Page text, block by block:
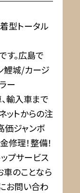
型トータル
。広島で
鯉城/カージ
ー
輸入車まで
ットからの注
価ジャンボ
修理！整備！
プサービス
車のことなら
お問い合わ